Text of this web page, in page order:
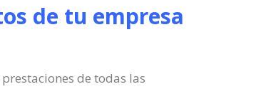
de tu empresa
de todas las